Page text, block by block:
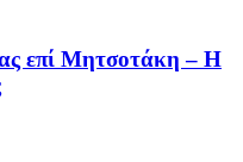
επί Μητσοτάκη – Η